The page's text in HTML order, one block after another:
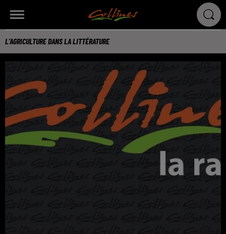
L'AGRICULTURE DANS LA LITTÉRATURE